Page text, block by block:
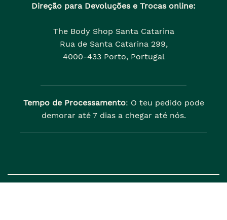
Direção para Devoluções e Trocas online:
The Body Shop Santa Catarina
Rua de Santa Catarina 299,
4000-433 Porto, Portugal
Tempo de Processamento: O teu pedido pode
demorar até 7 dias a chegar até nós.